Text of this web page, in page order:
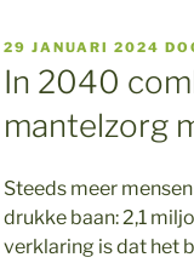
GEPLAATST
OP
29 JANUARI 2024
In 2040
mantelzorg
Steeds meer
drukke baan: 2,1
verklaring is dat het